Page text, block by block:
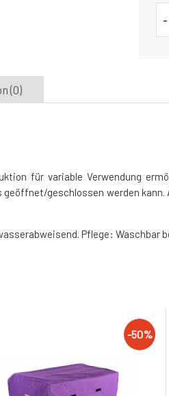
-
(0)
für variable Verwendung
geschlossen werden
Pflege: Waschbar
-50%